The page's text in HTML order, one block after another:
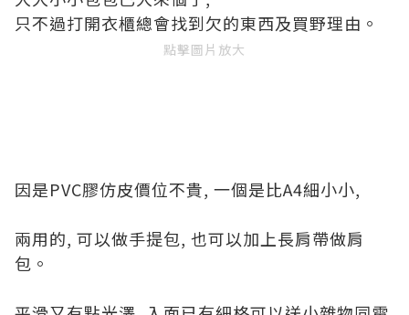
只不過打開衣櫃總會找到欠的東西及買野理由。
點擊圖片放大
因是PVC膠仿皮價位不貴, 一個是比A4細小小,
兩用的, 可以做手提包, 也可以加上長肩帶做肩
包。